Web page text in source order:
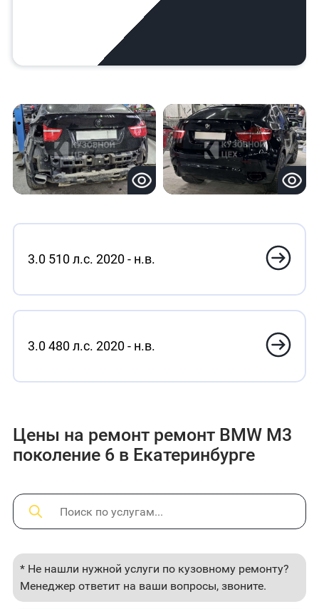
3.0 510 л.с. 2020 - н.в.
3.0 480 л.с. 2020 - н.в.
Цены на ремонт ремонт BMW M3
поколение 6 в Екатеринбурге
* Не нашли нужной услуги по кузовному ремонту?
Менеджер ответит на ваши вопросы, звоните.